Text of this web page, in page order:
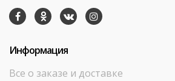
Информация
Все о заказе и доставке